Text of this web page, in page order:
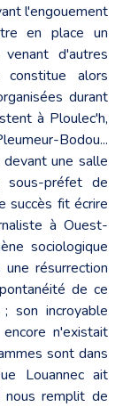
l'engouement
en place un
d'autres
alors
durant
à Ploulec'h,
Bodou...
une salle
préfet de
succès fit écrire
à Ouest-
sociologique
résurrection
de ce
son incroyable
n'existait
sont dans
Louannec ait
nous remplit de